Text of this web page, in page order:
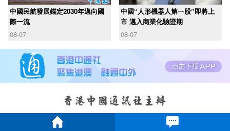
中國民航發展錨定2030年邁向國
際一流
08-07
中國“人形機器人第一股”即將上
市 邁入商業化驗證期
08-07